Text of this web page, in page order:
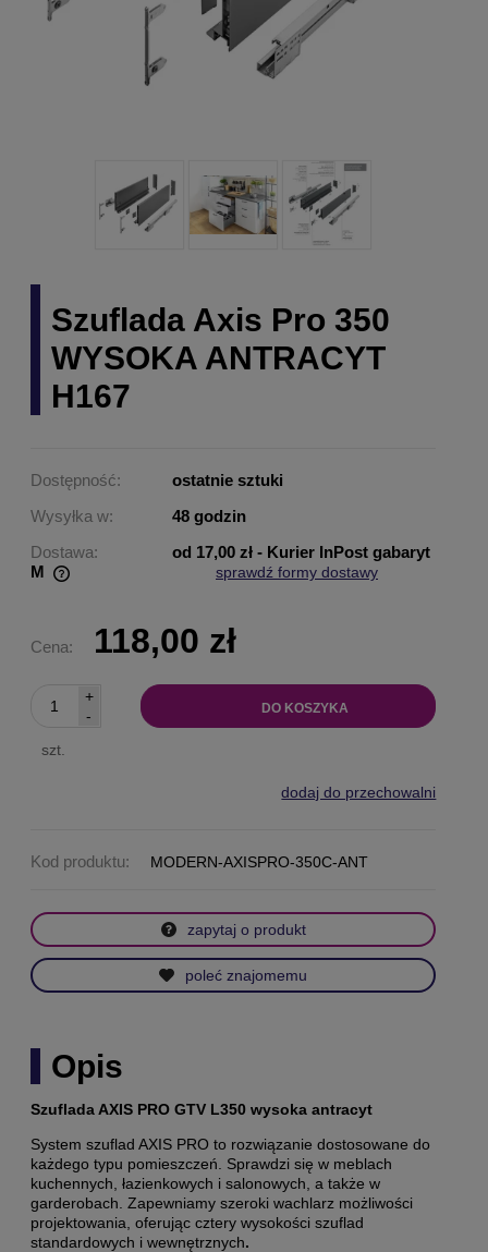
Szuflada Axis Pro 350
WYSOKA ANTRACYT
H167
Dostępność:
ostatnie sztuki
Wysyłka w:
48 godzin
Dostawa:
od 17,00 zł - Kurier InPost gabaryt
M
sprawdź formy dostawy
Cena: 118,00 zł
-
+
szt.
DO KOSZYKA
dodaj do przechowalni
Kod produktu: MODERN-AXISPRO-350C-ANT
zapytaj o produkt
poleć znajomemu
Opis
Szuflada AXIS PRO GTV L350 wysoka antracyt
System szuflad AXIS PRO to rozwiązanie dostosowane do
każdego typu pomieszczeń. Sprawdzi się w meblach
kuchennych, łazienkowych i salonowych, a także w
garderobach. Zapewniamy szeroki wachlarz możliwości
projektowania, oferując cztery wysokości szuflad
standardowych i wewnętrznych.